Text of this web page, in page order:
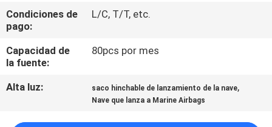
CONTÁCTENOS
NOTICIAS
Condiciones de
pago:
L/C, T/T, etc.
Capacidad de
la fuente:
80pcs por mes
Alta luz: saco hinchable de lanzamiento de la nave,
Nave que lanza a Marine Airbags